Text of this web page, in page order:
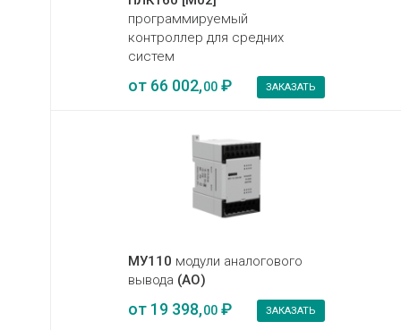
программируемый
контроллер для средних
систем
от 66 002,00 ₽ ЗАКАЗАТЬ
МУ110 модули аналогового
вывода (AO)
от 19 398,00₽ ЗАКАЗАТЬ